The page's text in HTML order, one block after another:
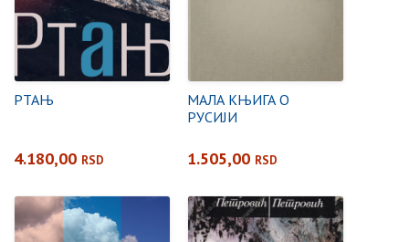
РТАЊ
4.180,00 RSD
МАЛА КЊИГА О
РУСИЈИ
1.505,00 RSD